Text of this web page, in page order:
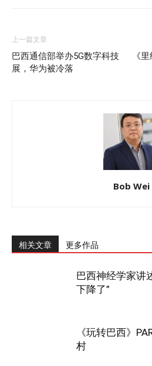
上一篇文章
巴西通信部举办5G数字科技
展，华为被冷落
《
Bob Wei
相关文章 更多作品
巴西神经学家讲
下降了”
《玩转巴西》
村